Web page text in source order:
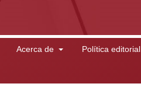
Acerca de Política editorial